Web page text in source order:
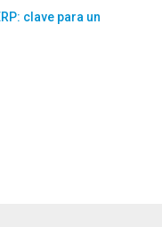
clave para un